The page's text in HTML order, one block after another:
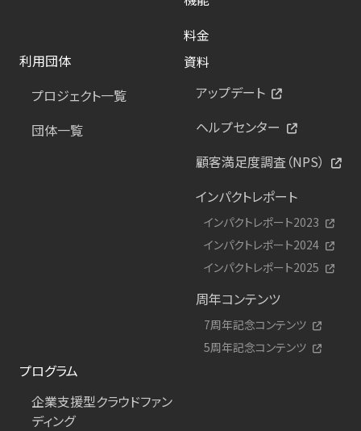
料金
利用団体
プロジェクト一覧
団体一覧
資料
アップデート
ヘルプセンター
顧客満足度調査（NPS）
インパクトレポート
インパクトレポート2023
インパクトレポート2024
インパクトレポート2025
周年コンテンツ
7周年記念コンテンツ
5周年記念コンテンツ
プログラム
企業支援型クラウドファン
ディング